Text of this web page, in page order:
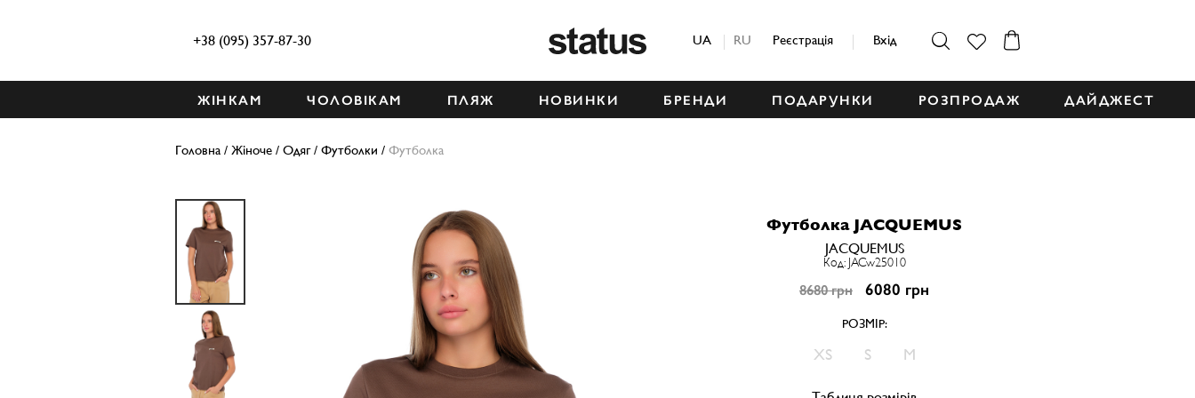
+38 (095) 357-87-30 UA RU Реєстрація Вхід
ЖІНКАМ ЧОЛОВІКАМ ПЛЯЖ НОВИНКИ БРЕНДИ ПОДАРУНКИ РОЗПРОДАЖ ДАЙДЖЕСТ
Головна / Жіноче / Одяг/ Футболки / Футболка
Футболка JACQUEMUS
JACQUEMUS
Код: JACw25010
8680 грн 6080 грн
РОЗМІР:
XS S M